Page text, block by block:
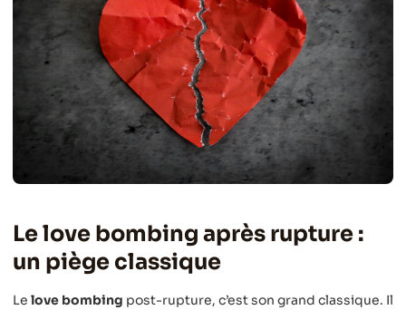
Le love bombing après rupture :
un piège classique
Le love bombing post-rupture, c’est son grand classique. Il